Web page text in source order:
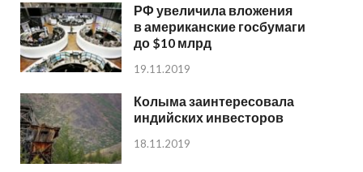
РФ увеличила вложения
в американские госбумаги
до $10 млрд
19.11.2019
Колыма заинтересовала
индийских инвесторов
18.11.2019